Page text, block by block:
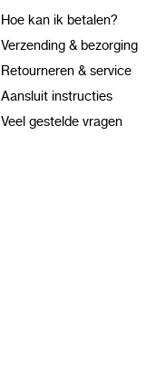
Hoe kan ik betalen?
Verzending & bezorging
Retourneren & service
Aansluit instructies
Veel gestelde vragen